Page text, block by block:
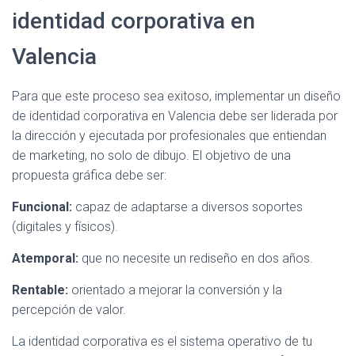
identidad corporativa en
Valencia
Para que este proceso sea exitoso, implementar un diseño
de identidad corporativa en Valencia debe ser liderada por
la dirección y ejecutada por profesionales que entiendan
de marketing, no solo de dibujo. El objetivo de una
propuesta gráfica debe ser:
Funcional: capaz de adaptarse a diversos soportes
(digitales y físicos).
Atemporal: que no necesite un rediseño en dos años.
Rentable: orientado a mejorar la conversión y la
percepción de valor.
La identidad corporativa es el sistema operativo de tu